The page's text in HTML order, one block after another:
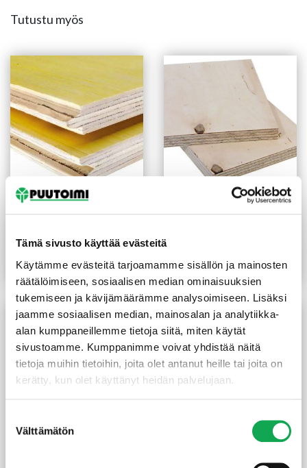
Tämä sivusto käyttää evästeitä
Käytämme evästeitä tarjoamamme sisällön ja mainosten
räätälöimiseen, sosiaalisen median ominaisuuksien
tukemiseen ja kävijämäärämme analysoimiseen. Lisäksi
jaamme sosiaalisen median, mainosalan ja analytiikka-
alan kumppaneillemme tietoja siitä, miten käytät
sivustoamme. Kumppanimme voivat yhdistää näitä
tietoja muihin tietoihin, joita olet antanut heille tai joita on
kerätty, kun olet käyttänyt heidän palvelujaan.
valinta
Välttämätön
Tutustu myös
Havuvaneri katelevy
15x1200x2700 mm TG2
24,38€/m²(78,99 €/kpl)
Lue lisää
Koivuvaneri kilo-laatu 24
mm
Lue lisää